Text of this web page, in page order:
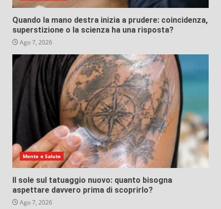
Quando la mano destra inizia a prudere: coincidenza,
superstizione o la scienza ha una risposta?
Ago 7, 2026
Mente e Salute
Il sole sul tatuaggio nuovo: quanto bisogna
aspettare davvero prima di scoprirlo?
Ago 7, 2026